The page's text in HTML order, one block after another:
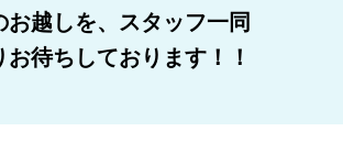
お越しを、スタッフ一同
お待ちしております！！